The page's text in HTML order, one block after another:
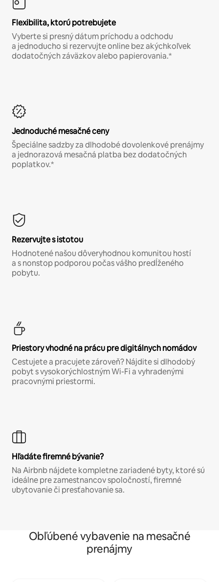
Flexibilita, ktorú potrebujete
Vyberte si presný dátum príchodu a odchodu
a jednoducho si rezervujte online bez akýchkoľvek
dodatočných záväzkov alebo papierovania.*
Jednoduché mesačné ceny
Špeciálne sadzby za dlhodobé dovolenkové prenájmy
a jednorazová mesačná platba bez dodatočných
poplatkov.*
Rezervujte s istotou
Hodnotené našou dôveryhodnou komunitou hostí
a s nonstop podporou počas vášho predĺženého
pobytu.
Priestory vhodné na prácu pre digitálnych nomádov
Cestujete a pracujete zároveň? Nájdite si dlhodobý
pobyt s vysokorýchlostným Wi-Fi a vyhradenými
pracovnými priestormi.
Hľadáte firemné bývanie?
Na Airbnb nájdete kompletne zariadené byty, ktoré sú
ideálne pre zamestnancov spoločností, firemné
ubytovanie či presťahovanie sa.
Obľúbené vybavenie na mesačné
prenájmy